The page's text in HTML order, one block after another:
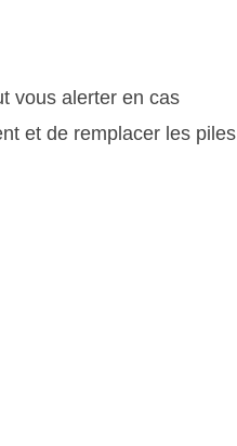
vous alerter en cas
et de remplacer les piles